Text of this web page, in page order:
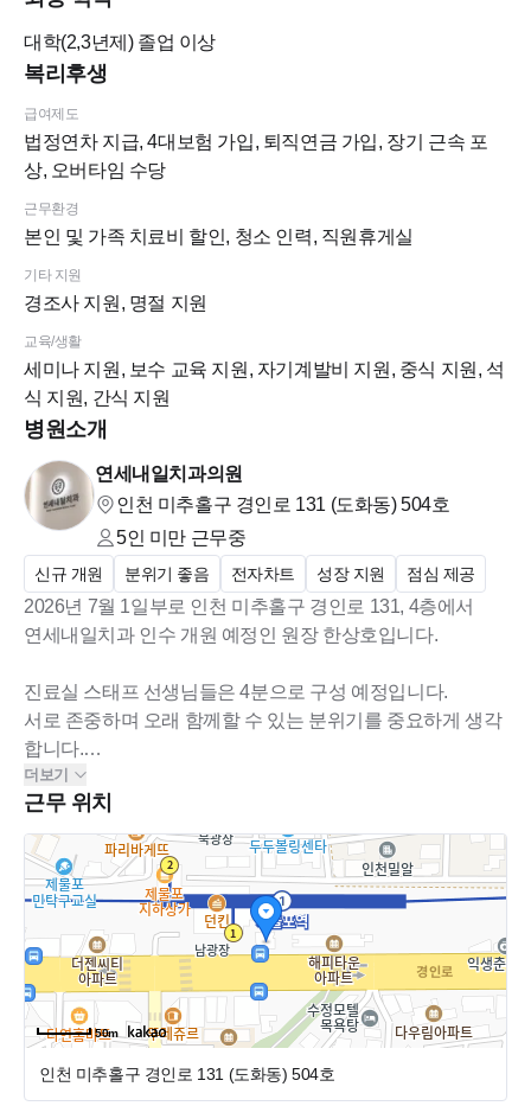
과의사 한상호입니다.
기존 자리에서 치과를 운영하셨던 원장님이 불가피한 사유로
운영이 어려우셔, 같은학교 후배인 제가 이어서 인수 예정입니
다.
이에 기존 환자분들과의 신뢰 및 의료서비스를 유지하기 위해
스탭선생님의 충원이 필요하여, 모집공고를 올립니다.
현재 진료실 스텝은 2분 계시고, 토요일에는 페이닥터 1분이 출
근예정입니다.
총 2분 채용 예정입니다.
■ 모집분야 : 실장, 진료실 팀장
대학(2,3년제)졸업 이상
복리후생
급여제도
법정연차 지급, 4대보험 가입, 퇴직연금 가입, 장기 근속 포
상, 오버타임 수당
근무환경
본인 및 가족 치료비 할인, 청소 인력, 직원휴게실
기타 지원
경조사 지원, 명절 지원
교육/생활
세미나 지원, 보수 교육 지원, 자기계발비 지원, 중식 지원, 석
식 지원, 간식 지원
병원소개
연세내일치과의원
인천 미추홀구 경인로 131 (도화동) 504호
5인 미만 근무중
신규 개원 분위기 좋음 전자차트 성장 지원 점심 제공
2026년 7월 1일부로 인천 미추홀구 경인로 131, 4층에서
연세내일치과 인수 개원 예정인 원장 한상호입니다.
진료실 스태프 선생님들은 4분으로 구성 예정입니다.
서로 존중하며 오래 함께할 수 있는 분위기를 중요하게 생각
합니다.
환자에게는 정직하고 꼼꼼한 진료를,
직원에게는 편안하고 예의 있는 근무 환경을 만들고 싶습니
다.
더보기
근무 위치
50m
인천 미추홀구 경인로 131 (도화동) 504호